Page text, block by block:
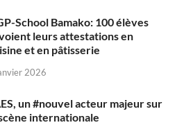
School Bamako: 100 élèves
leurs attestations en
et en pâtisserie
2026
un #nouvel acteur majeur sur
internationale